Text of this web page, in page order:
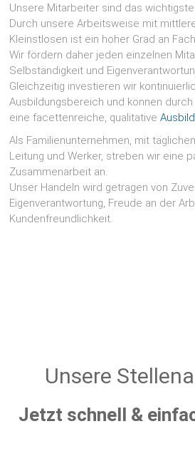
Unsere Mitarbeiter sind das
Durch unsere Arbeitsweise mit
Kleinstlosen ist ein hoher Grad an
Wir fördern daher jeden einzelnen
Selbständigkeit und
Gleichzeitig investieren wir
Ausbildungsbereich und können
eine facettenreiche, qualitative
Als Familienunternehmen, mit
Leitung und Werker, streben wir eine
Zusammenarbeit an.
Unser Handeln wird getragen von
Eigenverantwortung, Freude an der
Kundenfreundlichkeit.
Unsere
Jetzt schnell &